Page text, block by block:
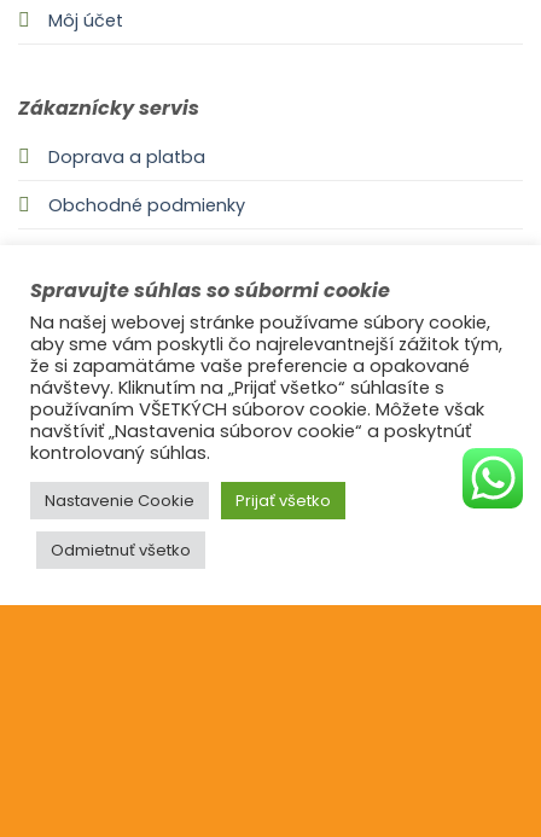
Môj účet
Zákaznícky servis
Doprava a platba
Obchodné podmienky
Zásady používania súborov cookie
Informácie
O nás
Reklamácie
Blog
Spravujte súhlas so súbormi cookie
Na našej webovej stránke používame súbory cookie,
aby sme vám poskytli čo najrelevantnejší zážitok tým,
že si zapamätáme vaše preferencie a opakované
návštevy. Kliknutím na „Prijať všetko“ súhlasíte s
používaním VŠETKÝCH súborov cookie. Môžete však
navštíviť „Nastavenia súborov cookie“ a poskytnúť
kontrolovaný súhlas.
Nastavenie Cookie Prijať všetko
Odmietnuť všetko